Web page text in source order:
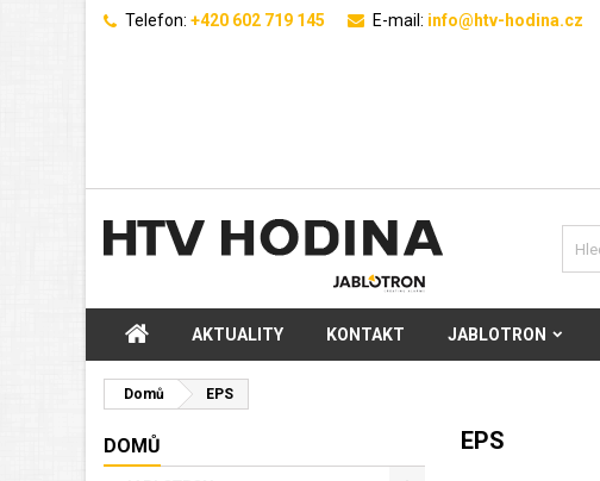
Telefon: +420 602 719 145 E-mail: info@htv-hodina.cz
AKTUALITY KONTAKT JABLOTRON
Domů EPS
DOMŮ EPS